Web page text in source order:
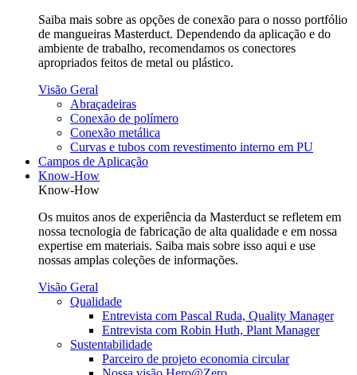
Saiba mais sobre as opções de conexão para o nosso portfólio
de mangueiras Masterduct. Dependendo da aplicação e do
ambiente de trabalho, recomendamos os conectores
apropriados feitos de metal ou plástico.
Visão Geral
Abraçadeiras
Conexão de polímero
Conexão metálica
Curvas e tubos com revestimento interno em PU
Campos de Aplicação
Know-How
Know-How
Os muitos anos de experiência da Masterduct se refletem em
nossa tecnologia de fabricação de alta qualidade e em nossa
expertise em materiais. Saiba mais sobre isso aqui e use
nossas amplas coleções de informações.
Visão Geral
Qualidade
Entrevista com Pascal Ruda, Quality Manager
Entrevista com Robin Huth, Plant Manager
Sustentabilidade
Parceiro de projeto economia circular